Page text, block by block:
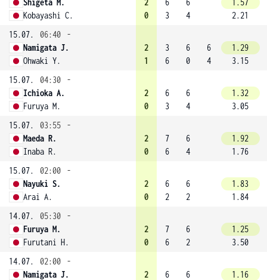
Shigeta M.
Kobayashi C.
2
0
6
3
6
4
1.57
2.21
15.07.
06:40
-
Namigata J.
Ohwaki Y.
2
1
3
6
6
0
6
4
1.29
3.15
15.07.
04:30
-
Ichioka A.
Furuya M.
2
0
6
3
6
4
1.32
3.05
15.07.
03:55
-
Maeda R.
Inaba R.
2
0
7
6
6
4
1.92
1.76
15.07.
02:00
-
Nayuki S.
Arai A.
2
0
6
2
6
2
1.83
1.84
14.07.
05:30
-
Furuya M.
Furutani H.
2
0
7
6
6
2
1.25
3.50
14.07.
02:00
-
Namigata J.
2
6
6
1.16